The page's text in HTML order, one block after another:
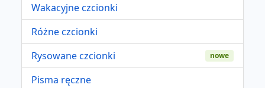
Wakacyjne czcionki
Różne czcionki
Rysowane czcionki
nowe
Pisma ręczne